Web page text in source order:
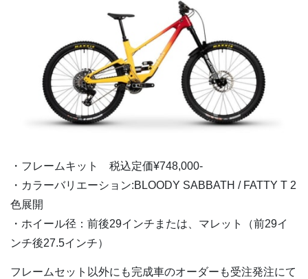
・フレームキット 税込定価¥748,000-
・カラーバリエーション:BLOODY SABBATH / FATTY T 2
色展開
・ホイール径：前後29インチまたは、マレット（前29イ
ンチ後27.5インチ）
フレームセット以外にも完成車のオーダーも受注発注にて